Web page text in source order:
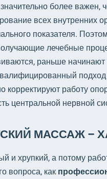
значительно более важен,
всех внутренних
показателя.
лечебные
раньше начинают
работу
центральной нервной
МАССАЖ –
хрупкий, а потому
вопроса, как